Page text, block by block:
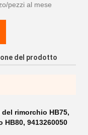
pezzi al mese
del prodotto
rimorchio HB75,
HB80, 9413260050